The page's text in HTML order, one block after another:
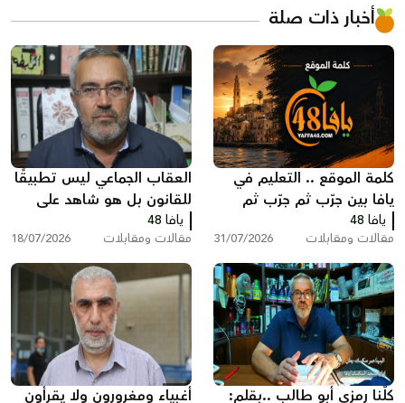
أخبار ذات صلة
كلمة الموقع .. التعليم في
يافا بين جرّب ثم جرّب ثم
انظر ماذا سيحدث!
يافا 48
مقالات ومقابلات 31/07/2026
العقاب الجماعي ليس تطبيقًا
للقانون بل هو شاهد على
تخبط المؤسسه الرسمية
بقلم : عمر سكسك
يافا 48
مقالات ومقابلات 18/07/2026
كلّنا رمزي أبو طالب ..بقلم:
أغبياء ومغرورون ولا يقرأون